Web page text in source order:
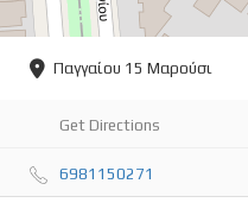
Παγγαίου 15 Μαρούσι
Get Directions
6981150271